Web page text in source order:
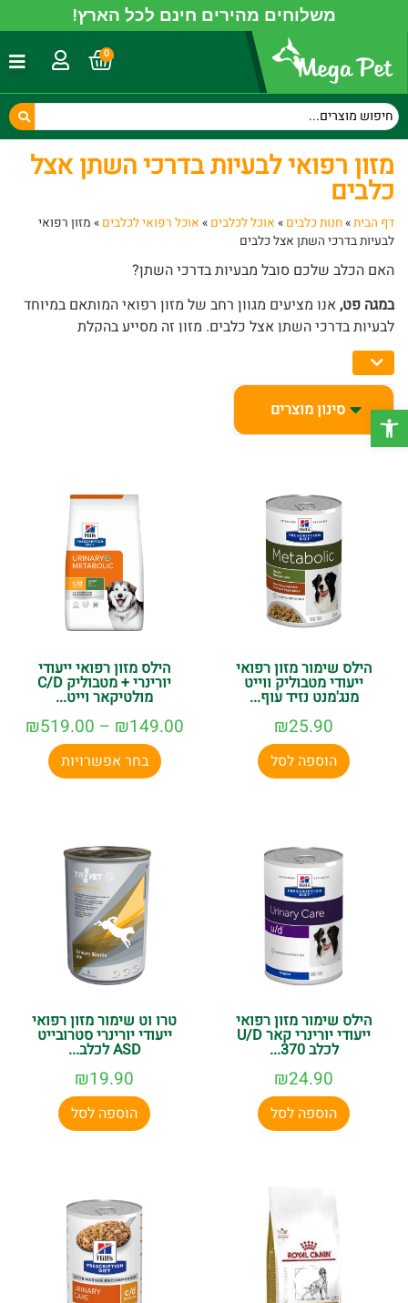
פתח סרגל נגישות
משלוחים מהירים חינם לכל הארץ!
0
מזון רפואי לבעיות בדרכי השתן אצל
כלבים
דף הבית»חנות כלבים » אוכל לכלבים » אוכל רפואי לכלבים » מזון רפואי
לבעיות בדרכי השתן אצל כלבים
האם הכלב שלכם סובל מבעיות בדרכי השתן?
במגה פט,אנו מציעים מגוון רחב של מזון רפואי המותאם במיוחד
לבעיות בדרכי השתן אצל כלבים. מזון זה מסייע בהקלת
הסימפטומים, שומר על חומציות השתן ברמה הנכונה ומפחית את
הסיכון להיווצרות אבנים בשלפוחית השתן.
עם המזון הרפואי שלנו, תוכלו לספק לכלב שלכם תזונה מותאמת
אישית שתעזור לכם לשפר את בריאותו ואיכות חייו.
סינון מוצרים
הילס שימור מזון רפואי
ייעודי מטבוליק ווייט
מנג'מנט נזיד עוף...
₪25.90
הוספה לסל
הילס מזון רפואי ייעודי
יורינרי + מטבוליק C/D
מולטיקאר וייט...
₪149.00
–
₪519.00
בחר אפשרויות
הילס שימור מזון רפואי
ייעודי יורינרי קאר U/D
לכלב 370...
₪24.90
הוספה לסל
טרו וט שימור מזון רפואי
ייעודי יורינרי סטרובייט
ASD לכלב...
₪19.90
הוספה לסל